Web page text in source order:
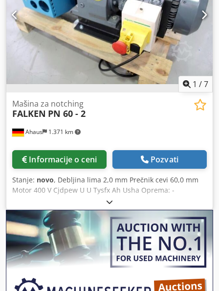
1 /7
Ahaus 1.371 km
Mašina za notching
FALKEN PN 60 - 2
Informacije o ceni Pozvati
Stanje: novo, Debljina lima 2,0 mm Prečnik cevi 60,0 mm
Motor 400 V Cjdpew U U Tysfx Ah Usha Oprema: -
motorizovana mašina za izrezivanje rupa na cevima - za
cevi 12 - 16 - 22 - 27 - 33 - 42 - 48 i 60 mm - debljina zida
2,0 mm